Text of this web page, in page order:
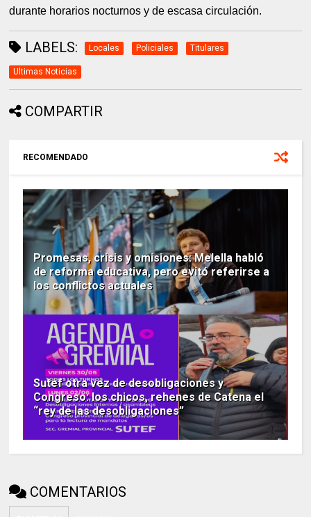
durante horarios nocturnos y de escasa circulación.
LABELS: Locales Policiales Titulares
Ultimas Noticias
COMPARTIR
RECOMENDADO
Promesas, crisis y omisiones: Melella habló
de reforma educativa, pero evitó referirse a
los conflictos actuales
Sutef otra vez de desobligaciones y
Congreso: los chicos, rehenes de Catena el
“rey de las desobligaciones”
COMENTARIOS